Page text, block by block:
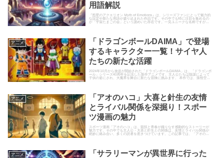
用語解説
『想星のアクエリオン Myth of Emotions』は、シリーズファンにとって魅力的
な設定や新たな用語が盛り込まれた作品です。その中でも特に注目を集めるの
が「宇宙たまごの会」という謎めいた存在です。一見ユニークな名称ですが、
ア二メ
「ドラゴンボールDAIMA」で登場
するキャラクター一覧！サイヤ人
たちの新たな活躍
2024年10月から放送が開始された「ドラゴンボールDAIMA」は、「ドラゴンボ
ール」シリーズ40周年を記念した新作アニメです。主人公たちは陰謀によって
子供の姿にされ、大魔界を舞台に新たな冒険に挑みます。 本作では、孫悟空や
ア二メ
「アオのハコ」大喜と針生の友情
とライバル関係を深掘り！スポー
ツ漫画の魅力
スポーツ漫画「アオのハコ」は、競技と青春が織りなす感動的なストーリーが
魅力です。その中でも主人公・大喜と針生との関係は、友情とライバル関係が
絶妙に絡み合い、多くの読者を惹きつけています。この記事では、「アオのハ
ア二メ
「サラリーマンが異世界に行った